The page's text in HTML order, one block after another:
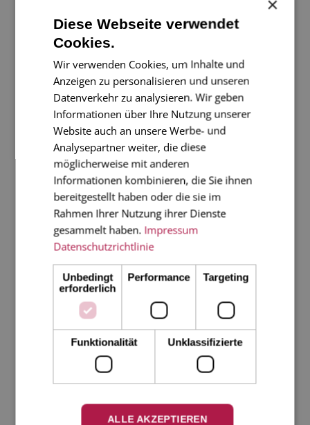
Karten aus Bütten
ZURÜCK ZU ALLEN PRODUKTEN UND ANLÄSSEN
Haben Sie Ihren Anlass oder Ihr Produkt nicht gefunden?
Diese Webseite verwendet
Cookies.
Wir verwenden Cookies, um Inhalte und
Anzeigen zu personalisieren und unseren
Datenverkehr zu analysieren. Wir geben
Informationen über Ihre Nutzung unserer
Website auch an unsere Werbe- und
Analysepartner weiter, die diese
möglicherweise mit anderen
Informationen kombinieren, die Sie ihnen
bereitgestellt haben oder die sie im
Rahmen Ihrer Nutzung ihrer Dienste
gesammelt haben. Impressum
Datenschutzrichtlinie
Unbedingt
erforderlich
Performance Targeting
Funktionalität Unklassifizierte
ALLE AKZEPTIEREN